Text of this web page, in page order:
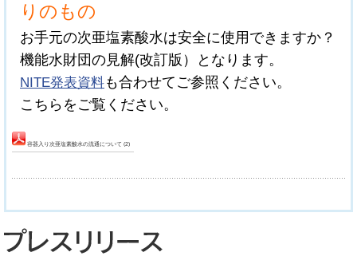
りのもの
お手元の次亜塩素酸水は安全に使用できますか？
機能水財団の見解(改訂版）となります。
NITE発表資料も合わせてご参照ください。
こちらをご覧ください。
容器入り次亜塩素酸水の流通について (2)